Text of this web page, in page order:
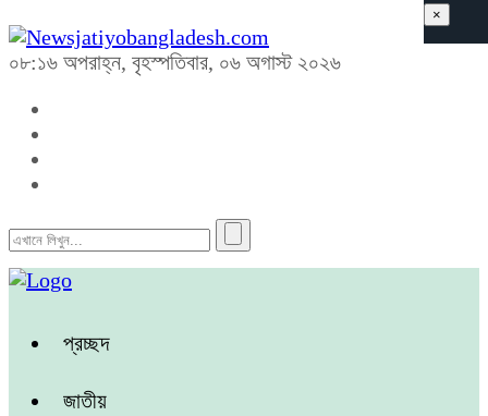
০৮:১৬ অপরাহ্ন, বৃহস্পতিবার, ০৬ অগাস্ট ২০২৬
প্রচ্ছদ
জাতীয়
×